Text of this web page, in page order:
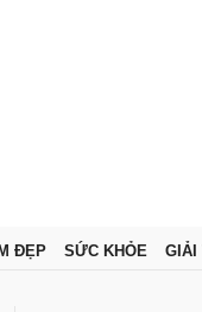
ĐẸP SỨC KHỎE GIẢI